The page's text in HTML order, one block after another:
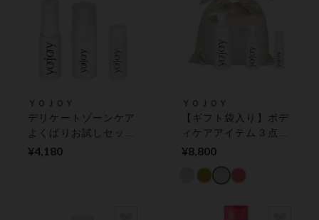
ＹＯＪＯＹ
デリケートゾーンケア
よくばりお試しセッ
ト ミスト＆ミニウォ
¥4,180
ＹＯＪＯＹ
【ギフト袋入り】ボデ
ィケアアイテム３点セ
ット ウォッシュ＆ボ
フェミニンボディケア
¥8,800